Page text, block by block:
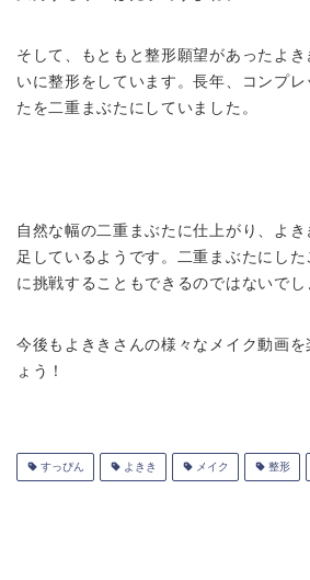
そして、もともと整形願望があったよ
いに整形をしています。長年、コンプ
たを二重まぶたにしていました。
自然な幅の二重まぶたに仕上がり、よ
足しているようです。二重まぶたにし
に挑戦することもできるのではないでし
今後もよききさんの様々なメイク動画を
ょう！
すっぴん よきき メイク 整形